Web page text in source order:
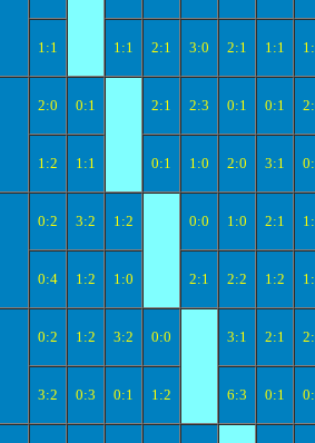
1:1
1:1 2:1 3:0 2:1 1:1
2:0 0:1 2:1 2:3 0:1 0:1
1:2
1:1 0:1 1:0 2:0 3:1
0:2 3:2 1:2 0:0 1:0 2:1
0:4
1:2 1:0 2:1 2:2 1:2
0:2 1:2 3:2 0:0 3:1 2:1
3:2
0:3 0:1 1:2 6:3 0:1